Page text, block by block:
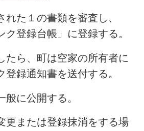
た１の書類を審査し、
ク登録台帳」に登録する。
ら、町は空家の所有者に
登録通知書を送付する。
に公開する。
または登録抹消をする場